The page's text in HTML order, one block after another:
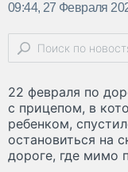
09:44, 27 Февраля
22 февраля по
с прицепом, в
ребенком,
остановиться на
дороге, где мимо